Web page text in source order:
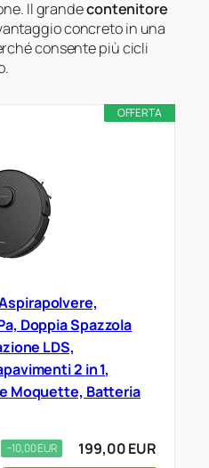
Il grandecontenitore
concreto in una
consente più cicli
OFFERTA
Doppia Spazzola
LDS,
2 in 1,
Moquette, Batteria
−10,00 EUR 199,00 EUR